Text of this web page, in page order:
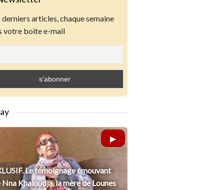
derniers articles, chaque semaine
votre boite e-mail
Le témoignage émouvant
Nna Khaloudja, la mère de Lounes